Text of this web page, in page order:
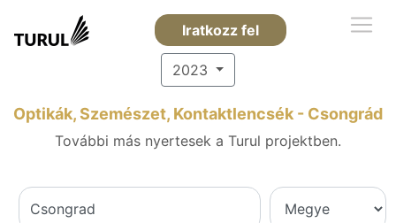
Iratkozz fel
2023
Optikák, Szemészet, Kontaktlencsék - Csongrád
További más nyertesek a Turul projektben.